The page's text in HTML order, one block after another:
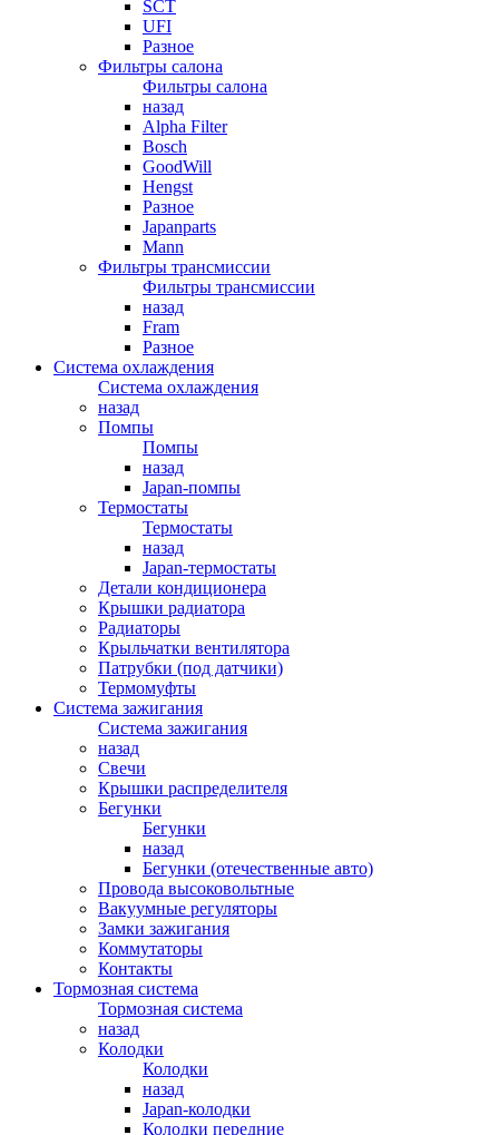
SCT
UFI
Разное
Фильтры салона
Фильтры салона
назад
Alpha Filter
Bosch
GoodWill
Hengst
Разное
Japanparts
Mann
Фильтры трансмиссии
Фильтры трансмиссии
назад
Fram
Разное
Система охлаждения
Система охлаждения
назад
Помпы
Помпы
назад
Japan-помпы
Термостаты
Термостаты
назад
Japan-термостаты
Детали кондиционера
Крышки радиатора
Радиаторы
Крыльчатки вентилятора
Патрубки (под датчики)
Термомуфты
Система зажигания
Система зажигания
назад
Свечи
Крышки распределителя
Бегунки
Бегунки
назад
Бегунки (отечественные авто)
Провода высоковольтные
Вакуумные регуляторы
Замки зажигания
Коммутаторы
Контакты
Тормозная система
Тормозная система
назад
Колодки
Колодки
назад
Japan-колодки
Колодки передние